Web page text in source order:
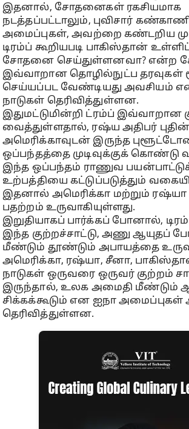
இதனால், சோதனைகள் ரகசியமாக
நடத்தப்பட்டாலும், புவிசார்
அமைப்புகள், அவற்றை கண்டறிய
டிரம்ப் கூறியபடி பாகிஸ்தான்
சோதனை செய்துள்ளனவா? என்ற
இவ்வாறான தொழில்நுட்ப தரவுகள்
செய்யப்பட வேண்டியது அவசியம்
நாடுகள் தெரிவித்துள்ளன.
இதுமட்டுமின்றி ட்ரம்ப் இவ்வாறான
வைத்துள்ளதால், ரஷ்ய அதிபர் புதின்
அமெரிக்காவுடன் இருந்த
ஒப்பந்தத்தை முடிவுக்குக் கொண்டு
இந்த ஒப்பந்தம் ராணுவ
உற்பத்தியை கட்டுப்படுத்தும்
இதனால் அமெரிக்கா மற்றும் ரஷ்யா
பதற்றம் உருவாகியுள்ளது.
இறுதியாகப் பார்க்கப் போனால்,
இந்த குற்றச்சாட்டு, அணு ஆயுதப்
மீண்டும் தூண்டும் அபாயத்தை
அமெரிக்கா, ரஷ்யா, சீனா,
நாடுகள் ஒருவரை ஒருவர் குற்றம்
இருந்தால், உலக அமைதி மீண்டும்
சிக்கக்கூடும் என ஐநா அமைப்புகள்
தெரிவித்துள்ளன.